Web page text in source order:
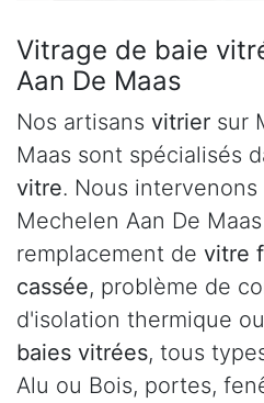
Vitrage de baie
Aan De Maas
Nos artisans vitrier sur
Maas sont spécialisés
vitre. Nous
Mechelen Aan De
remplacement de vitre
cassée, problème de
d'isolation thermique
baies vitrées, tous
Alu ou Bois, portes,